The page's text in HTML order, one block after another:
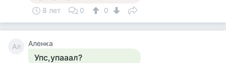
8 лет 0 0
Ал Аленка
Упс,упааал?